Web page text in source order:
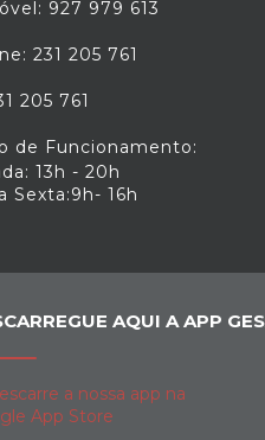
927 979 613
231 205 761
205 761
de Funcionamento:
13h - 20h
Sexta:9h- 16h
AQUI A APP